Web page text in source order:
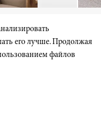
его лучше. Продолжая
файлов